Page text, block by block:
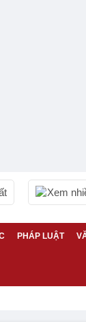
Xem
PHÁP LUẬT